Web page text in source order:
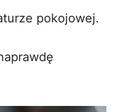
pokojowej.